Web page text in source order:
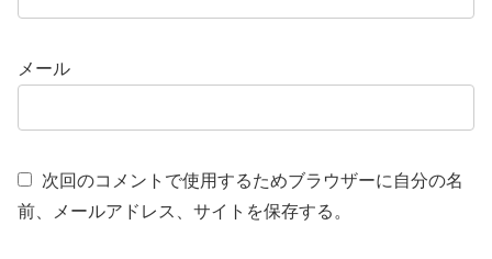
メール
次回のコメントで使用するためブラウザーに自分の名
前、メールアドレス、サイトを保存する。